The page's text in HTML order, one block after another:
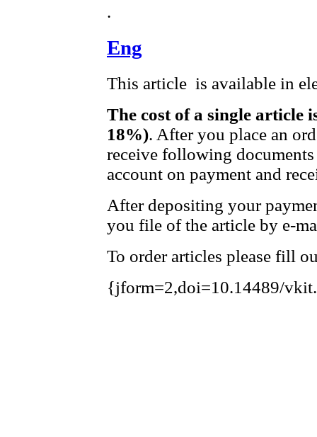
.
Eng
This article is available in
The cost of a single article
18%). After you place an
receive following
account on payment and
After depositing your
you file of the article by e-
To order articles please fill
{jform=2,doi=10.14489/